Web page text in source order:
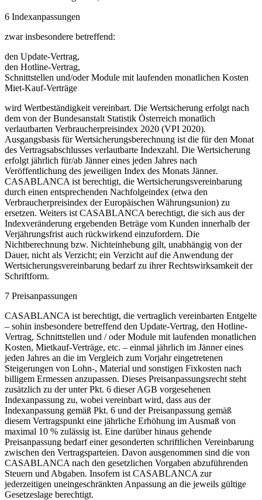
6 Indexanpassungen
zwar insbesondere betreffend:
den Update-Vertrag,
den Hotline-Vertrag,
Schnittstellen und/oder Module mit laufenden monatlichen Kosten
Miet-Kauf-Verträge
wird Wertbeständigkeit vereinbart. Die Wertsicherung erfolgt nach
dem von der Bundesanstalt Statistik Österreich monatlich
verlautbarten Verbraucherpreisindex 2020 (VPI 2020).
Ausgangsbasis für Wertsicherungsberechnung ist die für den Monat
des Vertragsabschlusses verlautbarte Indexzahl. Die Wertsicherung
erfolgt jährlich für/ab Jänner eines jeden Jahres nach
Veröffentlichung des jeweiligen Index des Monats Jänner.
CASABLANCA ist berechtigt, die Wertsicherungsvereinbarung
durch einen entsprechenden Nachfolgeindex (etwa den
Verbraucherpreisindex der Europäischen Währungsunion) zu
ersetzen. Weiters ist CASABLANCA berechtigt, die sich aus der
Indexveränderung ergebenden Beträge vom Kunden innerhalb der
Verjährungsfrist auch rückwirkend einzufordern. Die
Nichtberechnung bzw. Nichteinhebung gilt, unabhängig von der
Dauer, nicht als Verzicht; ein Verzicht auf die Anwendung der
Wertsicherungsvereinbarung bedarf zu ihrer Rechtswirksamkeit der
Schriftform.
7 Preisanpassungen
CASABLANCA ist berechtigt, die vertraglich vereinbarten Entgelte
– sohin insbesondere betreffend den Update-Vertrag, den Hotline-
Vertrag, Schnittstellen und / oder Module mit laufenden monatlichen
Kosten, Mietkauf-Verträge, etc. – einmal jährlich im Jänner eines
jeden Jahres an die im Vergleich zum Vorjahr eingetretenen
Steigerungen von Lohn-, Material und sonstigen Fixkosten nach
billigem Ermessen anzupassen. Dieses Preisanpassungsrecht steht
zusätzlich zu der unter Pkt. 6 dieser AGB vorgesehenen
Indexanpassung zu, wobei vereinbart wird, dass aus der
Indexanpassung gemäß Pkt. 6 und der Preisanpassung gemäß
diesem Vertragspunkt eine jährliche Erhöhung im Ausmaß von
maximal 10 % zulässig ist. Eine darüber hinaus gehende
Preisanpassung bedarf einer gesonderten schriftlichen Vereinbarung
zwischen den Vertragsparteien. Davon ausgenommen sind die von
CASABLANCA nach den gesetzlichen Vorgaben abzuführenden
Steuern und Abgaben. Insofern ist CASABLANCA zur
jederzeitigen uneingeschränkten Anpassung an die jeweils gültige
Gesetzeslage berechtigt.